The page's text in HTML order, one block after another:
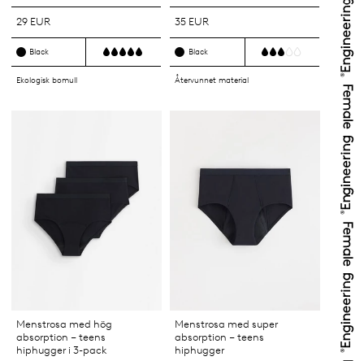
29 EUR
Black
Ekologisk bomull
35 EUR
Black
Återvunnet material
Menstrosa med hög
absorption – teens
hiphugger i 3-pack
Menstrosa med super
absorption – teens
hiphugger